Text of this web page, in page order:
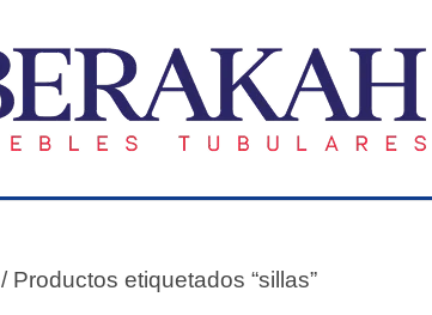
/ Productos etiquetados “sillas”